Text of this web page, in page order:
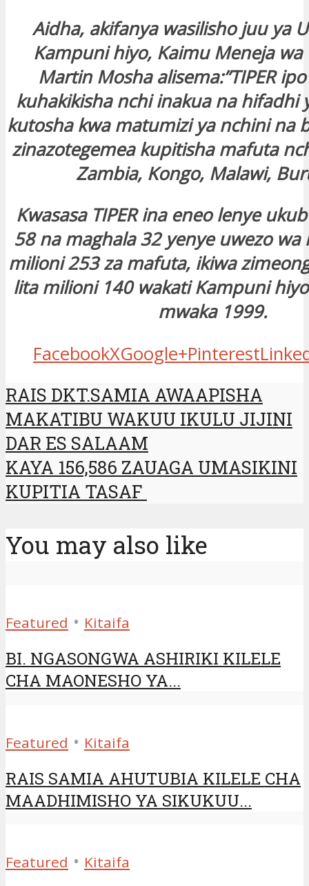
Aidha, akifanya wasilisho juu ya
Kampuni hiyo, Kaimu Meneja wa
Martin Mosha alisema:”TIPER
kuhakikisha nchi inakua na hifadhi
kutosha kwa matumizi ya nchini na
zinazotegemea kupitisha mafuta
Zambia, Kongo, Malawi,
Kwasasa TIPER ina eneo lenye
58 na maghala 32 yenye uwezo
milioni 253 za mafuta, ikiwa
lita milioni 140 wakati Kampuni
mwaka 1999.
FacebookXGoogle+Pinterest
RAIS DKT.SAMIA AWAAPISHA
MAKATIBU WAKUU IKULU JIJINI
DAR ES SALAAM
KAYA 156,586 ZAUAGA UMASIKINI
KUPITIA TASAF
You may also like
Featured • Kitaifa
BI. NGASONGWA ASHIRIKI KILELE
CHA MAONESHO YA...
Featured • Kitaifa
RAIS SAMIA AHUTUBIA KILELE CHA
MAADHIMISHO YA SIKUKUU...
Featured • Kitaifa